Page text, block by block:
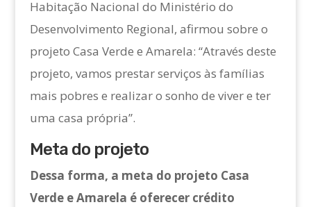
Habitação Nacional do Ministério do
Desenvolvimento Regional, afirmou sobre o
projeto Casa Verde e Amarela: “Através deste
projeto, vamos prestar serviços às famílias
mais pobres e realizar o sonho de viver e ter
uma casa própria”.
Meta do projeto
Dessa forma, a meta do projeto Casa
Verde e Amarela é oferecer crédito